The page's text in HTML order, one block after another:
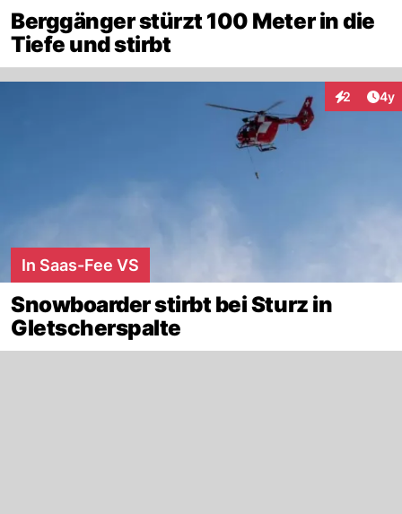
Berggänger stürzt 100 Meter in die
Tiefe und stirbt
2 4y
In Saas-Fee VS
Snowboarder stirbt bei Sturz in
Gletscherspalte